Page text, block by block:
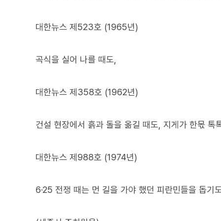
대한뉴스 제523호 (1965년)
곡식을 실어 나를 때도,
대한뉴스 제358호 (1962년)
건설 현장에서 흙과 돌을 옮길 때도, 지게가 한몫 톡
대한뉴스 제988호 (1974년)
6·25 전쟁 때는 먼 길을 가야 했던 피란민들을 돕기